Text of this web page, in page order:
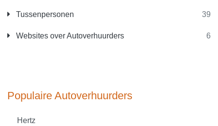
Tussenpersonen 39
Websites over Autoverhuurders 6
Populaire Autoverhuurders
Hertz